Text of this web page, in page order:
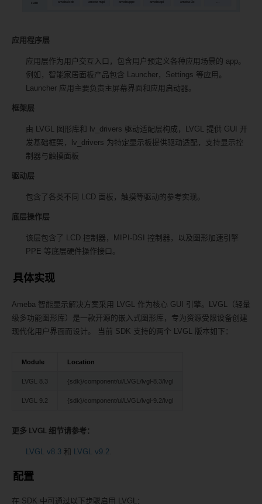
应用程序层
应用层作为用户交互入口，包含用户预定义各种应用场景的 app。
例如，智能家居面板产品包含 Launcher，Settings 等应用。
Launcher 应用主要负责主屏幕界面和应用启动器。
框架层
由 LVGL 图形库和 lv_drivers 驱动适配层构成，LVGL 提供 GUI 开
发基础框架，lv_drivers 为特定显示板提供驱动适配，支持显示控
制器与触摸面板
驱动层
包含了各类不同 LCD 面板，触摸等驱动的参考实现。
底层操作层
该层包含了 LCD 控制器，MIPI-DSI 控制器，以及图形加速引擎
PPE 等底层硬件操作接口。
具体实现
Ameba 智能显示解决方案采用 LVGL 作为核心 GUI 引擎。LVGL（轻量
级多功能图形库）是一款开源的嵌入式图形库，专为资源受限设备创建
现代化用户界面而设计。 当前 SDK 支持的两个 LVGL 版本如下：
Module Location
LVGL 8.3 {sdk}/component/ui/LVGL/lvgl-8.3/lvgl
LVGL 9.2 {sdk}/component/ui/LVGL/lvgl-9.2/lvgl
更多 LVGL 细节请参考：
LVGL v8.3 和 LVGL v9.2
配置
在 SDK 中可通过以下步骤启用 LVGL：